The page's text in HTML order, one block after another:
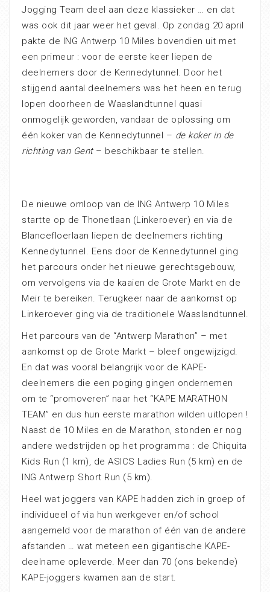
Jogging Team deel aan deze klassieker … en dat
was ook dit jaar weer het geval. Op zondag 20 april
pakte de ING Antwerp 10 Miles bovendien uit met
een primeur : voor de eerste keer liepen de
deelnemers door de Kennedytunnel. Door het
stijgend aantal deelnemers was het heen en terug
lopen doorheen de Waaslandtunnel quasi
onmogelijk geworden, vandaar de oplossing om
één koker van de Kennedytunnel – de koker in de
richting van Gent– beschikbaar te stellen.
De nieuwe omloop van de ING Antwerp 10 Miles
startte op de Thonetlaan (Linkeroever) en via de
Blancefloerlaan liepen de deelnemers richting
Kennedytunnel. Eens door de Kennedytunnel ging
het parcours onder het nieuwe gerechtsgebouw,
om vervolgens via de kaaien de Grote Markt en de
Meir te bereiken. Terugkeer naar de aankomst op
Linkeroever ging via de traditionele Waaslandtunnel.
Het parcours van de “Antwerp Marathon” – met
aankomst op de Grote Markt – bleef ongewijzigd.
En dat was vooral belangrijk voor de KAPE-
deelnemers die een poging gingen ondernemen
om te “promoveren” naar het “KAPE MARATHON
TEAM” en dus hun eerste marathon wilden uitlopen !
Naast de 10 Miles en de Marathon, stonden er nog
andere wedstrijden op het programma : de Chiquita
Kids Run (1 km), de ASICS Ladies Run (5 km) en de
ING Antwerp Short Run (5 km).
Heel wat joggers van KAPE hadden zich in groep of
individueel of via hun werkgever en/of school
aangemeld voor de marathon of één van de andere
afstanden … wat meteen een gigantische KAPE-
deelname opleverde. Meer dan 70 (ons bekende)
KAPE-joggers kwamen aan de start.